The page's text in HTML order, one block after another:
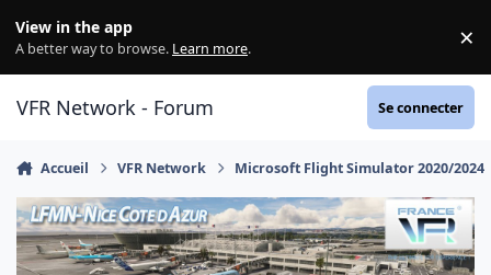
View in the app
A better way to browse. Learn more. ×
VFR Network - Forum Se connecter
Accueil VFR Network Microsoft Flight Simulator 2020/2024